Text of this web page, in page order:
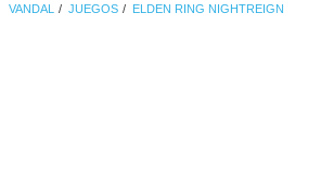
VANDAL JUEGOS ELDEN RING NIGHTREIGN